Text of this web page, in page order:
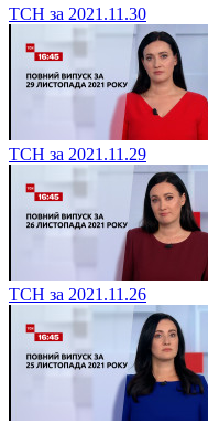
ТСН за 2021.11.30
ТСН за 2021.11.29
ТСН за 2021.11.26